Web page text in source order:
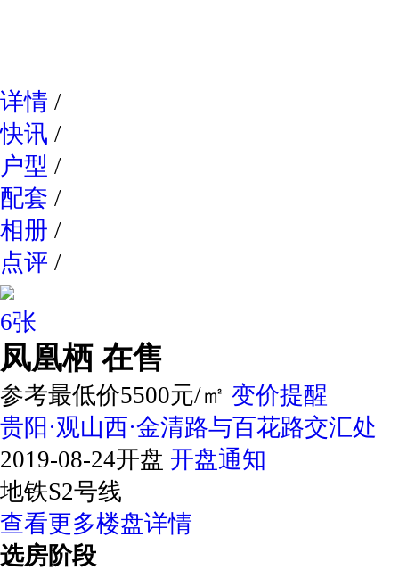
详情 /
快讯 /
户型 /
配套 /
相册 /
点评 /
6张
凤凰栖 在售
参考最低价5500元/㎡ 变价提醒
贵阳·观山西·金清路与百花路交汇处
2019-08-24开盘 开盘通知
地铁S2号线
查看更多楼盘详情
选房阶段